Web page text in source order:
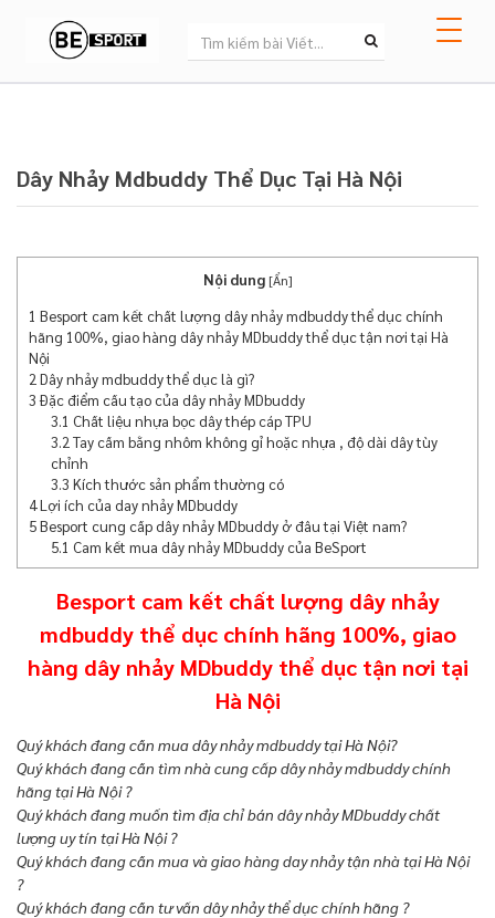
Dây Nhảy Mdbuddy Thể Dục Tại Hà Nội
Nội dung [Ẩn]
1 Besport cam kết chất lượng dây nhảy mdbuddy thể dục chính
hãng 100%, giao hàng dây nhảy MDbuddy thể dục tận nơi tại Hà
Nội
2 Dây nhảy mdbuddy thể dục là gì?
3Đặc điểm cấu tạo của dây nhảy MDbuddy
3.1 Chất liệu nhựa bọc dây thép cáp TPU
3.2 Tay cầm bằng nhôm không gỉ hoặc nhựa , độ dài dây tùy
chỉnh
3.3 Kích thước sản phẩm thường có
4Lợi ích của day nhảy MDbuddy
5Besport cung cấp dây nhảy MDbuddy ở đâu tại Việt nam?
5.1 Cam kết mua dây nhảy MDbuddy của BeSport
Besport cam kết chất lượng dây nhảy
mdbuddy thể dục chính hãng 100%, giao
hàng dây nhảy MDbuddy thể dục tận nơi tại
Hà Nội
Quý khách đang cần mua dây nhảy mdbuddy tại Hà Nội?
Quý khách đang cần tìm nhà cung cấp dây nhảy mdbuddy chính
hãng tại Hà Nội ?
Quý khách đang muốn tìm địa chỉ bán dây nhảy MDbuddy chất
lượng uy tín tại Hà Nội ?
Quý khách đang cần mua và giao hàng day nhảy tận nhà tại Hà Nội
?
Quý khách đang cần tư vấn dây nhảy thể dục chính hãng ?